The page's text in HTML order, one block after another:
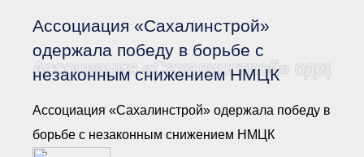
документы
● Действующие документы
● Сбор предложений во
внутренние документы
Компенсационный фонд
Реестры Ассоциации
Ассоциация «Сахалинстрой»
одержала победу в борьбе с
незаконным снижением НМЦК
Ассоциация «Сахалинстрой»
Ассоциация «Сахалинстрой» одержала победу в
борьбе с незаконным снижением НМЦК